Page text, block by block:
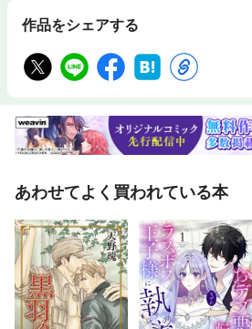
作品をシェアする
あわせてよく買われている本